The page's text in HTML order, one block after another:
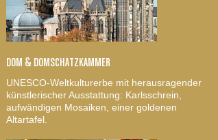
DOM & DOMSCHATZKAMMER
UNESCO-Weltkulturerbe mit herausragender
künstlerischer Ausstattung: Karlsschrein,
aufwändigen Mosaiken, einer goldenen
Altartafel.